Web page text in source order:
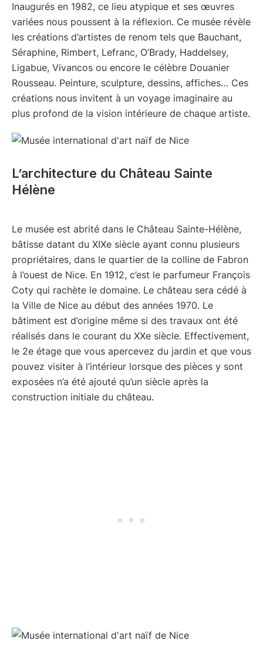
Inaugurés en 1982, ce lieu atypique et ses œuvres
variées nous poussent à la réflexion. Ce musée révèle
les créations d’artistes de renom tels que Bauchant,
Séraphine, Rimbert, Lefranc, O’Brady, Haddelsey,
Ligabue, Vivancos ou encore le célèbre Douanier
Rousseau. Peinture, sculpture, dessins, affiches… Ces
créations nous invitent à un voyage imaginaire au
plus profond de la vision intérieure de chaque artiste.
L’architecture du Château Sainte
Hélène
Le musée est abrité dans le Château Sainte-Hélène,
bâtisse datant du XIXe siècle ayant connu plusieurs
propriétaires, dans le quartier de la colline de Fabron
à l’ouest de Nice. En 1912, c’est le parfumeur François
Coty qui rachète le domaine. Le château sera cédé à
la Ville de Nice au début des années 1970. Le
bâtiment est d’origine même si des travaux ont été
réalisés dans le courant du XXe siècle. Effectivement,
le 2e étage que vous apercevez du jardin et que vous
pouvez visiter à l’intérieur lorsque des pièces y sont
exposées n’a été ajouté qu’un siècle après la
construction initiale du château.